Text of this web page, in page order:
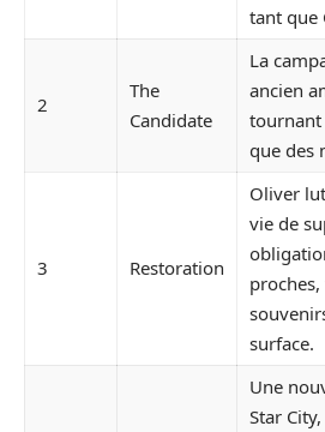
tant que
2
The
Candidate
La
ancien
que des
3 Restoration
Oliver
vie de
surface.
Une
Star